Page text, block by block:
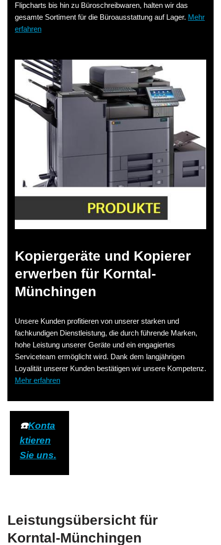
Flipcharts bis hin zu Büroschreibwaren, halten wir das
gesamte Sortiment für die Büroausstattung auf Lager. Mehr
erfahren
Kopiergeräte und Kopierer
erwerben für Korntal-
Münchingen
Unsere Kunden profitieren von unserer starken und
fachkundigen Dienstleistung, die durch führende Marken,
hohe Leistung unserer Geräte und ein engagiertes
Serviceteam ermöglicht wird. Dank dem langjährigen
Loyalität unserer Kunden bestätigen wir unsere Kompetenz.
Mehr erfahren
☎️Konta
ktieren
Sie uns.
Leistungsübersicht für
Korntal-Münchingen